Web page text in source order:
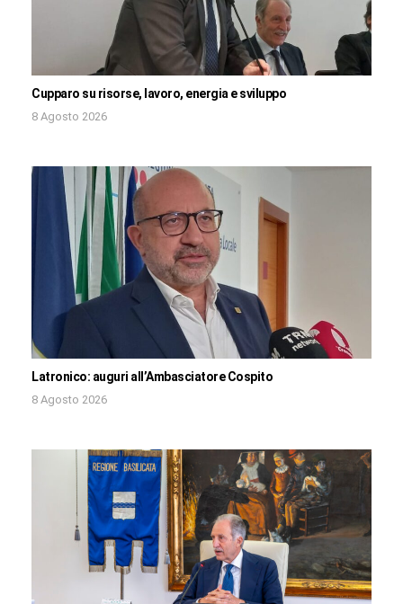
Cupparo su risorse, lavoro, energia e sviluppo
8 Agosto 2026
Latronico: auguri all’Ambasciatore Cospito
8 Agosto 2026